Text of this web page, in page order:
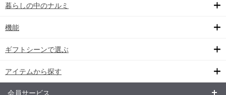
暮らしの中のナルミ
機能
ギフトシーンで選ぶ
アイテムから探す
会員サービス